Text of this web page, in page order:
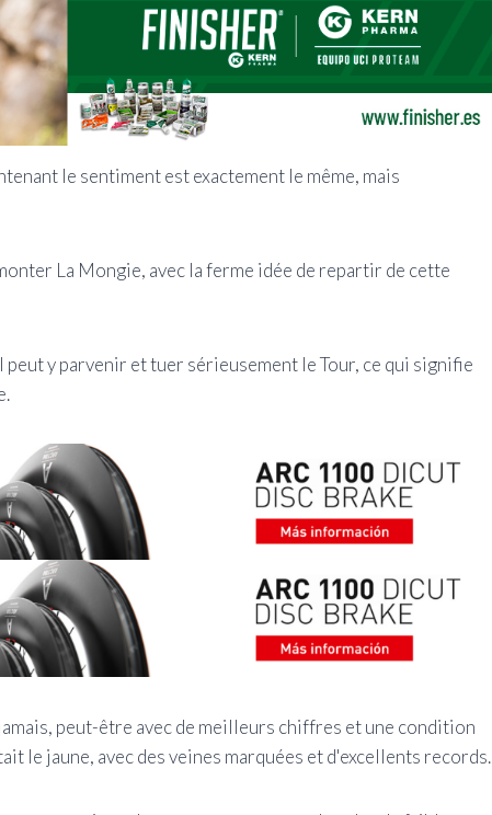
le sentiment est exactement le même, mais
La Mongie, avec la ferme idée de repartir de cette
y parvenir et tuer sérieusement le Tour, ce qui signifie
peut-être avec de meilleurs chiffres et une condition
le jaune, avec des veines marquées et d'excellents records.